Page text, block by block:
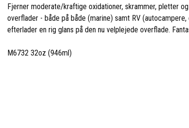
Fjerner moderate/kraftige oxidationer, skrammer, pletter
overflader - både på både (marine) samt RV
efterlader en rig glans på den nu velplejede overflade.
M6732 32oz (946ml)